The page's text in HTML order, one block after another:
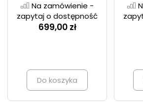
Na zamówienie -
zapytaj o dostępność
699,00 zł
Do koszyka